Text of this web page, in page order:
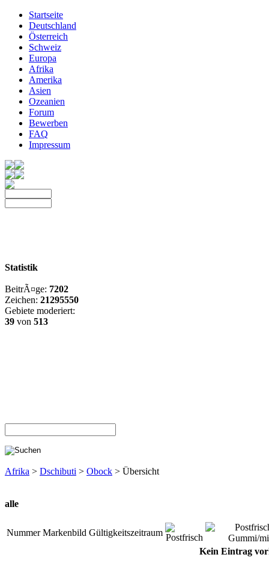
Startseite
Deutschland
Österreich
Schweiz
Europa
Afrika
Amerika
Asien
Ozeanien
Forum
Bewerben
FAQ
Impressum
Statistik
BeitrÃ¤ge: 7202
Zeichen: 21295550
Gebiete moderiert:
39 von 513
Afrika > Dschibuti > Obock > Übersicht
alle
Nummer Markenbild Gültigkeitszeitraum
Kein Eintrag